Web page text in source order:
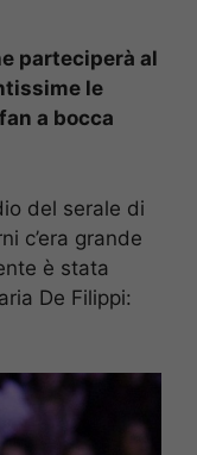
parteciperà al
le
a bocca
del serale di
c’era grande
è stata
De Filippi: